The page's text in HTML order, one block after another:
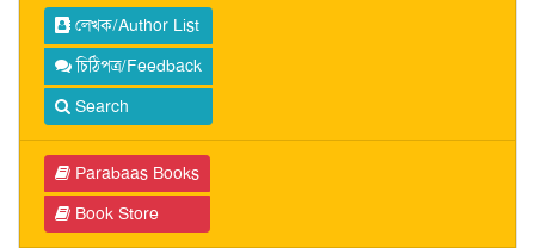
লেখক/Author List
চিঠিপত্র/Feedback
Search
Parabaas Books
Book Store